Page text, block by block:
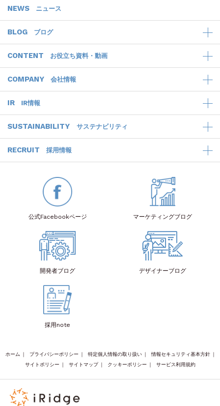
NEWS ニュース
BLOG ブログ
CONTENT お役立ち資料・動画
COMPANY 会社情報
IR IR情報
SUSTAINABILITY サステナビリティ
RECRUIT 採用情報
公式Facebookページ マーケティングブログ
開発者ブログ デザイナーブログ
採用note
ホーム ｜ プライバシーポリシー ｜ 特定個人情報の取り扱い ｜ 情報セキュリティ基本方針 ｜
サイトポリシー
｜ サイトマップ ｜ クッキーポリシー ｜ サービス利用規約